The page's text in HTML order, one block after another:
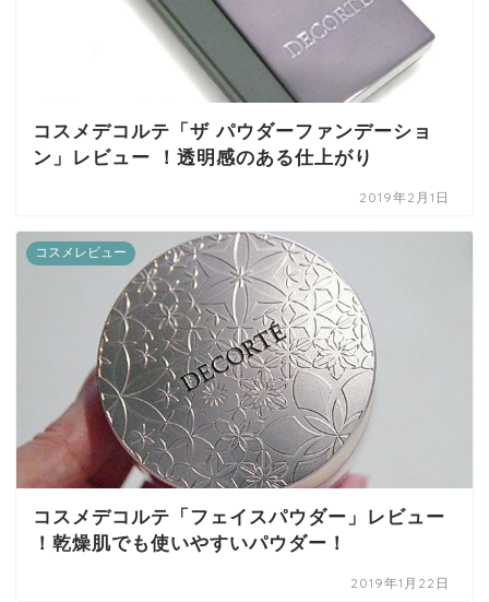
コスメデコルテ「ザ パウダーファンデーショ
ン」レビュー ！透明感のある仕上がり
2019年2月1日
コスメレビュー
コスメデコルテ「フェイスパウダー」レビュー
！乾燥肌でも使いやすいパウダー！
2019年1月22日